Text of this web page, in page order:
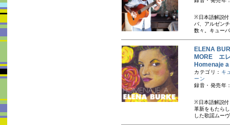
※日本語解説付
バ、アルゼン
数々。キュー
ELENA
MORE エ
Homenaje
カテゴリ： キ
ーン
録音・発売
※日本語解説付
革新をもたら
した歌謡ムー